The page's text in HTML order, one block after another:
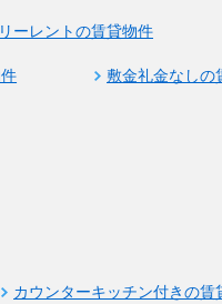
ーレントの賃貸物件
敷金礼金なしの
カウンターキッチン付きの賃